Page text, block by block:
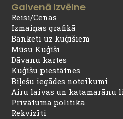
Galvenā Izvēlne
Reisi/Cenas
Izmaiņas grafikā
Banketi uz kuģīšiem
Mūsu Kuģīši
Dāvanu kartes
Kuģīšu piestātnes
Biļešu iegādes noteikumi
Airu laivas un katamarānu
Privātuma politika
Rekvizīti